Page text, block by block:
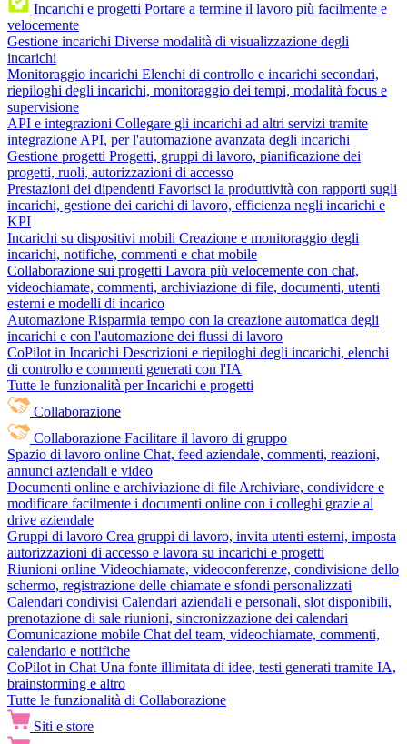
Incarichi e progetti Portare a termine il lavoro più facilmente e
velocemente
Gestione incarichi Diverse modalità di visualizzazione degli
incarichi
Monitoraggio incarichi Elenchi di controllo e incarichi secondari,
riepiloghi degli incarichi, monitoraggio dei tempi, modalità focus e
supervisione
API e integrazioni Collegare gli incarichi ad altri servizi tramite
integrazione API, per l'automazione avanzata degli incarichi
Gestione progetti Progetti, gruppi di lavoro, pianificazione dei
progetti, ruoli, autorizzazioni di accesso
Prestazioni dei dipendenti Favorisci la produttività con rapporti sugli
incarichi, gestione dei carichi di lavoro, efficienza negli incarichi e
KPI
Incarichi su dispositivi mobili Creazione e monitoraggio degli
incarichi, notifiche, commenti e chat mobile
Collaborazione sui progetti Lavora più velocemente con chat,
videochiamate, commenti, archiviazione di file, documenti, utenti
esterni e modelli di incarico
Automazione Risparmia tempo con la creazione automatica degli
incarichi e con l'automazione dei flussi di lavoro
CoPilot in Incarichi Descrizioni e riepiloghi degli incarichi, elenchi
di controllo e commenti generati con l'IA
Tutte le funzionalità per Incarichi e progetti
Collaborazione
Collaborazione Facilitare il lavoro di gruppo
Spazio di lavoro online Chat, feed aziendale, commenti, reazioni,
annunci aziendali e video
Documenti online e archiviazione di file Archiviare, condividere e
modificare facilmente i documenti online con i colleghi grazie al
drive aziendale
Gruppi di lavoro Crea gruppi di lavoro, invita utenti esterni, imposta
autorizzazioni di accesso e lavora su incarichi e progetti
Riunioni online Videochiamate, videoconferenze, condivisione dello
schermo, registrazione delle chiamate e sfondi personalizzati
Calendari condivisi Calendari aziendali e personali, slot disponibili,
prenotazione di sale riunioni, sincronizzazione dei calendari
Comunicazione mobile Chat del team, videochiamate, commenti,
calendario e notifiche
CoPilot in Chat Una fonte illimitata di idee, testi generati tramite IA,
brainstorming e altro
Tutte le funzionalità di Collaborazione
Siti e store